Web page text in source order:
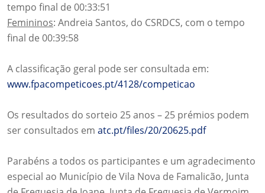
tempo final de 00:33:51
Femininos: Andreia Santos, do CSRDCS, com o tempo
final de 00:39:58
A classificação geral pode ser consultada em:
www.fpacompeticoes.pt/4128/competicao
Os resultados do sorteio 25 anos – 25 prémios podem
ser consultados em atc.pt/files/20/20625.pdf
Parabéns a todos os participantes e um agradecimento
especial ao Município de Vila Nova de Famalicão, Junta